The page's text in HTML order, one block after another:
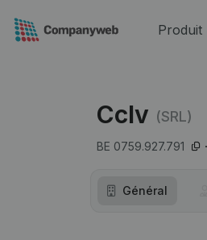
Produit
Cclv (SRL)
BE 0759.927.791
Général